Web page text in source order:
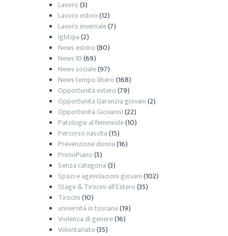
Lavoro(3)
Lavoro estivo(12)
Lavoro invernale(7)
lgbtqia(2)
News estero(80)
News ID(69)
News sociale(97)
News tempo libero(168)
Opportunità estero(79)
Opportunità Garanzia giovani(2)
Opportunità Giovanisì(22)
Patologie al femminile(10)
Percorso nascita(15)
Prevenzione donna(16)
PrimoPiano(5)
Senza categoria(3)
Spazi e agevolazioni giovani(102)
Stage & Tirocini all'Estero(35)
Tirocini(10)
università in toscana(19)
Violenza di genere(16)
Volontariato(35)